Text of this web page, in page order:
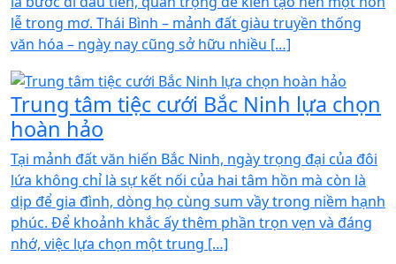
lễ trong mơ. Thái Bình – mảnh đất giàu truyền thống
văn hóa – ngày nay cũng sở hữu nhiều […]
Trung tâm tiệc cưới Bắc Ninh lựa chọn
hoàn hảo
Tại mảnh đất văn hiến Bắc Ninh, ngày trọng đại của đôi
lứa không chỉ là sự kết nối của hai tâm hồn mà còn là
dịp để gia đình, dòng họ cùng sum vầy trong niềm hạnh
phúc. Để khoảnh khắc ấy thêm phần trọn vẹn và đáng
nhớ, việc lựa chọn một trung […]